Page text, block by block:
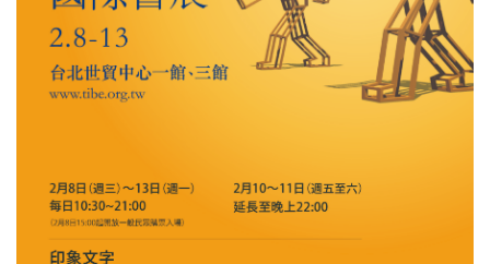
分齡牧養
社會／倫理
哲學／宗教比較
童書